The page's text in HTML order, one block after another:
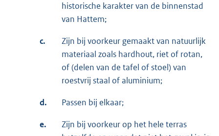
historische karakter van de binnenstad
van Hattem;
c.
Zijn bij voorkeur gemaakt van natuurlijk
materiaal zoals hardhout, riet of rotan,
of (delen van de tafel of stoel) van
roestvrij staal of aluminium;
d. Passen bij elkaar;
e.
Zijn bij voorkeur op het hele terras